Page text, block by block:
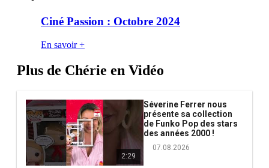
Ciné Passion : Octobre 2024
En savoir +
Plus de Chérie en Vidéo
2:29
Séverine Ferrer nous
présente sa collection
de Funko Pop des stars
des années 2000 !
07.08.2026